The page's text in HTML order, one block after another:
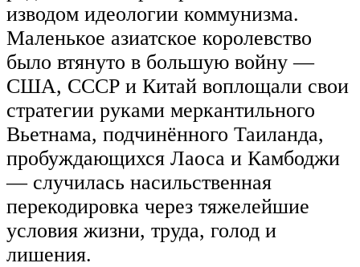
изводом идеологии коммунизма.
Маленькое азиатское королевство
было втянуто в большую войну —
США, СССР и Китай воплощали свои
стратегии руками меркантильного
Вьетнама, подчинённого Таиланда,
пробуждающихся Лаоса и Камбоджи
— случилась насильственная
перекодировка через тяжелейшие
условия жизни, труда, голод и
лишения.